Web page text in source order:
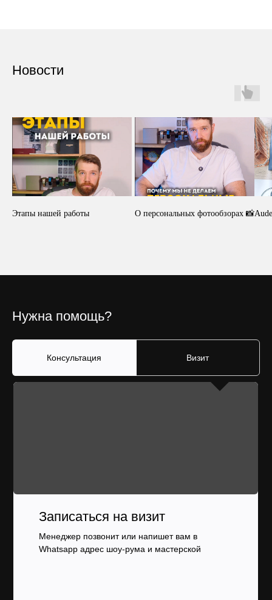
Новости
Этапы нашей работы О персональных фотообзорах 📸
Нужна помощь?
Консультация Визит
Записаться на визит
Менеджер позвонит или напишет вам в
Whatsapp адрес шоу-рума и мастерской